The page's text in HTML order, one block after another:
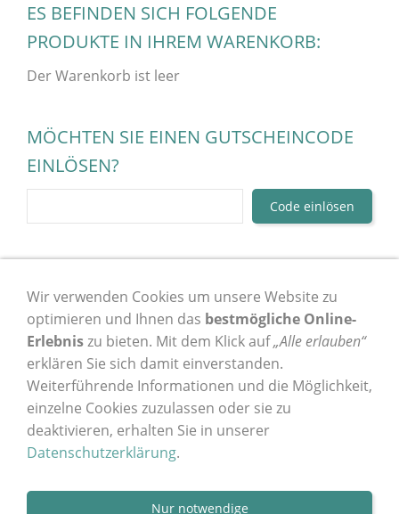
ES BEFINDEN SICH FOLGENDE
PRODUKTE IN IHREM WARENKORB:
Der Warenkorb ist leer
MÖCHTEN SIE EINEN GUTSCHEINCODE
EINLÖSEN?
Mein Blog
AGB Widerrufsrecht
Versand & Zahlung
Datenschutz
Wir verwenden Cookies um unsere Website zu
optimieren und Ihnen das bestmögliche Online-
Erlebniszu bieten. Mit dem Klick auf„Alle erlauben“
erklären Sie sich damit einverstanden.
Weiterführende Informationen und die Möglichkeit,
einzelne Cookies zuzulassen oder sie zu
deaktivieren, erhalten Sie in unserer
Datenschutzerklärung.
Nur notwendige